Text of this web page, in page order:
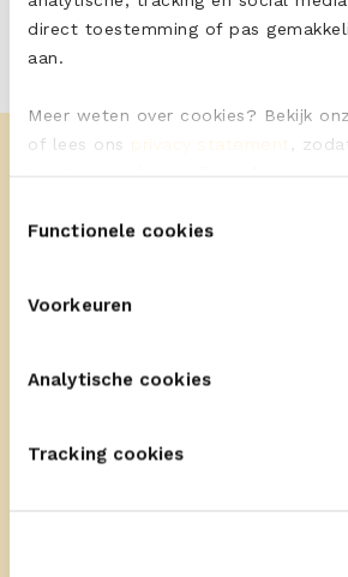
direct toestemming of pas
aan.
Meer weten over cookies? Bekijk
of lees ons privacy statement
,
Functionele cookies
Voorkeuren
Analytische cookies
Tracking cookies
Meer